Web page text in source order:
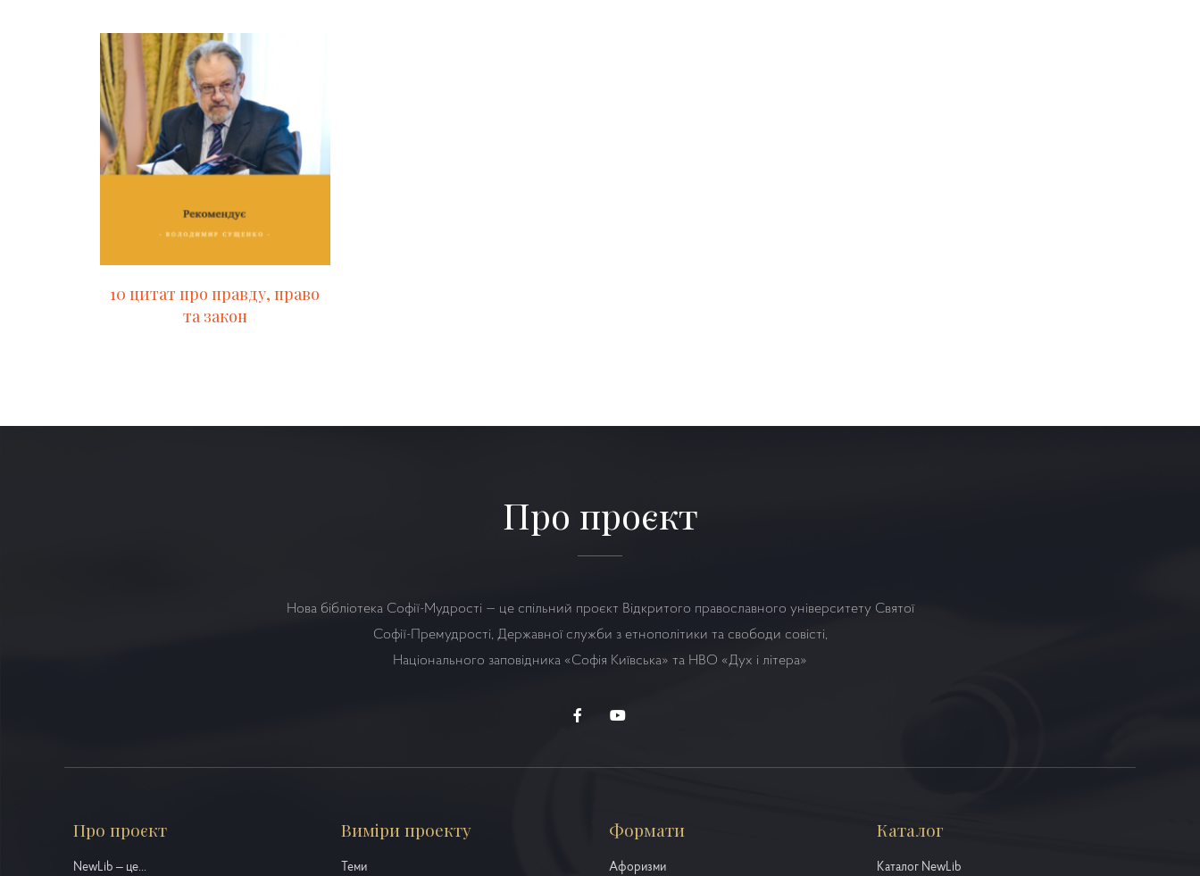
10 цитат про правду, право
та закон
Про проєкт
Нова бібліотека Софії-Мудрості — це спільний проєкт Відкритого православного університету Святої
Софії-Премудрості, Державної служби з етнополітики та свободи совісті,
Національного заповідника «Софія Київська» та НВО «Дух і літера»
Про проєкт
NewLib – це...
Виміри проекту
Теми
Формати
Афоризми
Каталог
Каталог NewLib